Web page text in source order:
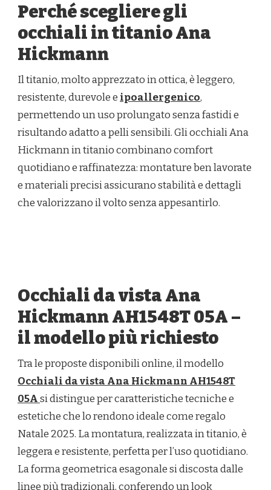
Perché scegliere gli
occhiali in titanio Ana
Hickmann
Il titanio, molto apprezzato in ottica, è leggero,
resistente, durevole e ipoallergenico,
permettendo un uso prolungato senza fastidi e
risultando adatto a pelli sensibili. Gli occhiali Ana
Hickmann in titanio combinano comfort
quotidiano e raffinatezza: montature ben lavorate
e materiali precisi assicurano stabilità e dettagli
che valorizzano il volto senza appesantirlo.
Occhiali da vista Ana
Hickmann AH1548T 05A –
il modello più richiesto
Tra le proposte disponibili online, il modello
Occhiali da vista Ana Hickmann AH1548T
05Asi distingue per caratteristiche tecniche e
estetiche che lo rendono ideale come regalo
Natale 2025. La montatura, realizzata in titanio, è
leggera e resistente, perfetta per l’uso quotidiano.
La forma geometrica esagonale si discosta dalle
linee più tradizionali, conferendo un look